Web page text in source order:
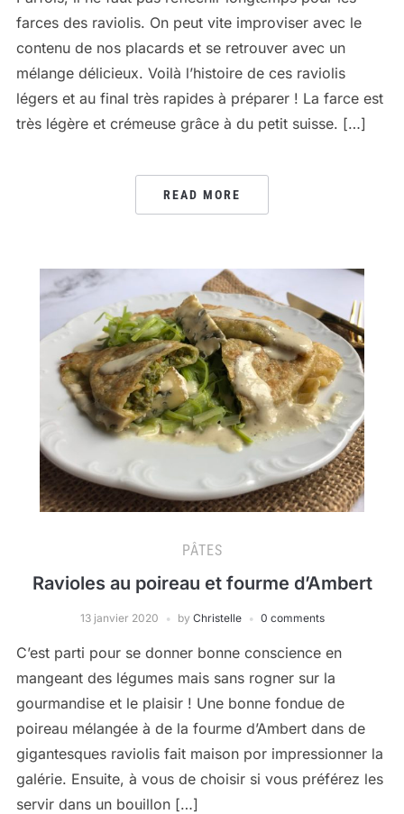
farces des raviolis. On peut vite improviser avec le
contenu de nos placards et se retrouver avec un
mélange délicieux. Voilà l’histoire de ces raviolis
légers et au final très rapides à préparer ! La farce est
très légère et crémeuse grâce à du petit suisse. […]
READ MORE
PÂTES
Ravioles au poireau et fourme d’Ambert
13 janvier 2020 by Christelle 0 comments
C’est parti pour se donner bonne conscience en
mangeant des légumes mais sans rogner sur la
gourmandise et le plaisir ! Une bonne fondue de
poireau mélangée à de la fourme d’Ambert dans de
gigantesques raviolis fait maison por impressionner la
galérie. Ensuite, à vous de choisir si vous préférez les
servir dans un bouillon […]